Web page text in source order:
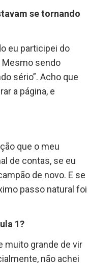
se tornando
eu participei do
Mesmo sendo
sério”. Acho que
a página, e
que o meu
de contas, se eu
de novo. E se
passo natural foi
1?
muito grande de vir
não achei